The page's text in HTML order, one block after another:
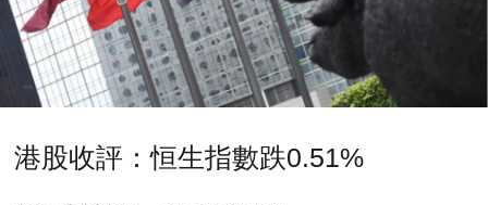
港股收評：恒生指數跌0.51%